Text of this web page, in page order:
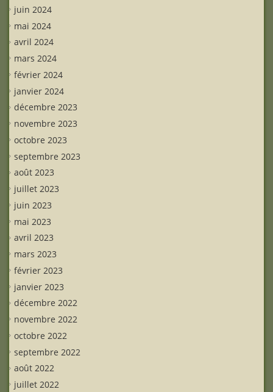
juin 2024
mai 2024
avril 2024
mars 2024
février 2024
janvier 2024
décembre 2023
novembre 2023
octobre 2023
septembre 2023
août 2023
juillet 2023
juin 2023
mai 2023
avril 2023
mars 2023
février 2023
janvier 2023
décembre 2022
novembre 2022
octobre 2022
septembre 2022
août 2022
juillet 2022